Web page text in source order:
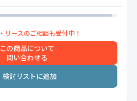
この商品について
問い合わせる